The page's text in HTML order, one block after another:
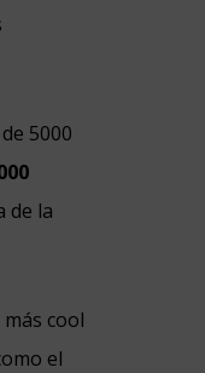
5000
de la
cool
el